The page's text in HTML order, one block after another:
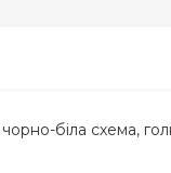
біла схема,